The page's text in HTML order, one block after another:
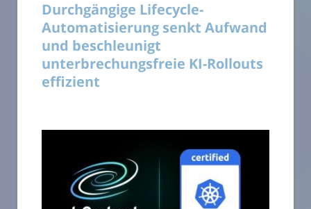
Durchgängige Lifecycle-
Automatisierung senkt Aufwand
und beschleunigt
unterbrechungsfreie KI-Rollouts
effizient